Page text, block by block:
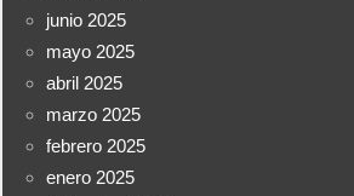
junio 2025
mayo 2025
abril 2025
marzo 2025
febrero 2025
enero 2025